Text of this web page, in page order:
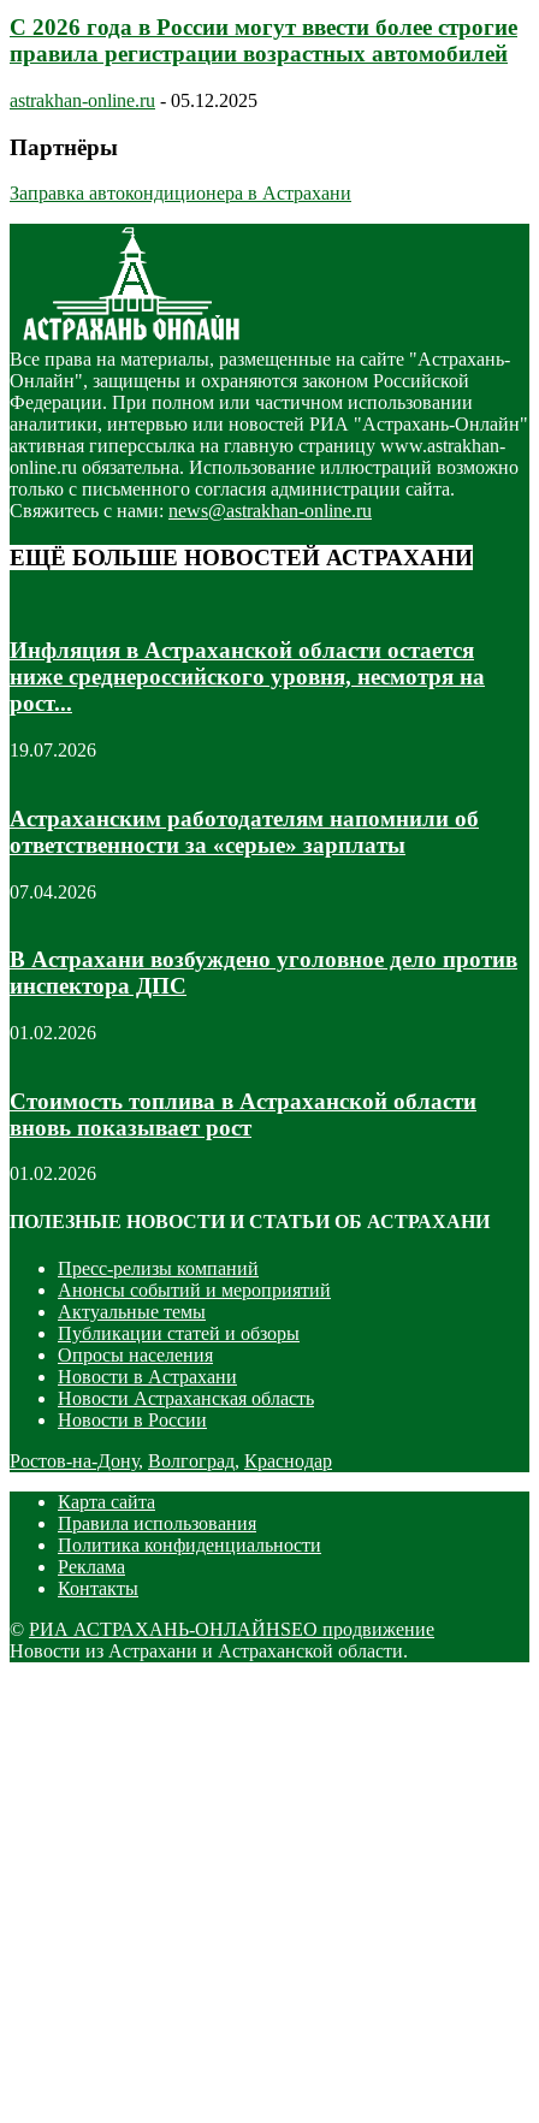
С 2026 года в России могут ввести более строгие
правила регистрации возрастных автомобилей
astrakhan-online.ru - 05.12.2025
Партнёры
Заправка автокондиционера в Астрахани
Все права на материалы, размещенные на сайте "Астрахань-
Онлайн", защищены и охраняются законом Российской
Федерации. При полном или частичном использовании
аналитики, интервью или новостей РИА "Астрахань-Онлайн"
активная гиперссылка на главную страницу www.astrakhan-
online.ru обязательна. Использование иллюстраций возможно
только с письменного согласия администрации сайта.
Свяжитесь с нами: news@astrakhan-online.ru
ЕЩЁ БОЛЬШЕ НОВОСТЕЙ АСТРАХАНИ
Инфляция в Астраханской области остается
ниже среднероссийского уровня, несмотря на
рост...
19.07.2026
Астраханским работодателям напомнили об
ответственности за «серые» зарплаты
07.04.2026
В Астрахани возбуждено уголовное дело против
инспектора ДПС
01.02.2026
Стоимость топлива в Астраханской области
вновь показывает рост
01.02.2026
ПОЛЕЗНЫЕ НОВОСТИ И СТАТЬИ ОБ АСТРАХАНИ
Пресс-релизы компаний
Анонсы событий и мероприятий
Актуальные темы
Публикации статей и обзоры
Опросы населения
Новости в Астрахани
Новости Астраханская область
Новости в России
Ростов-на-Дону, Волгоград, Краснодар
Карта сайта
Правила использования
Политика конфиденциальности
Реклама
Контакты
© РИА АСТРАХАНЬ-ОНЛАЙНSEO продвижение
Новости из Астрахани и Астраханской области.